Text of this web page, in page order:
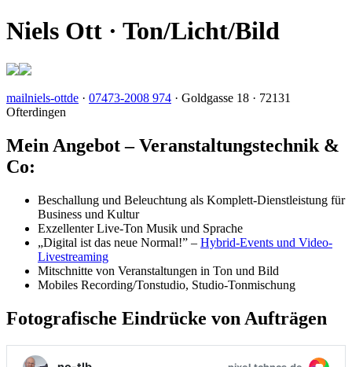
Niels Ott · Ton/Licht/Bild
mailniels-ottde · 07473-2008 974 · Goldgasse 18 · 72131
Ofterdingen
Mein Angebot – Veranstaltungstechnik &
Co:
Beschallung und Beleuchtung als Komplett-Dienst­leistung für
Busi­ness und Kultur
Exzellenter Live-Ton Musik und Sprache
„Digital ist das neue Normal!” – Hybrid-Events und Video-
Live­streaming
Mit­schnit­te von Veran­staltungen in Ton und Bild
Mobiles Recording/Tonstudio, Studio-Ton­mischung
Fotografische Eindrücke von Aufträgen